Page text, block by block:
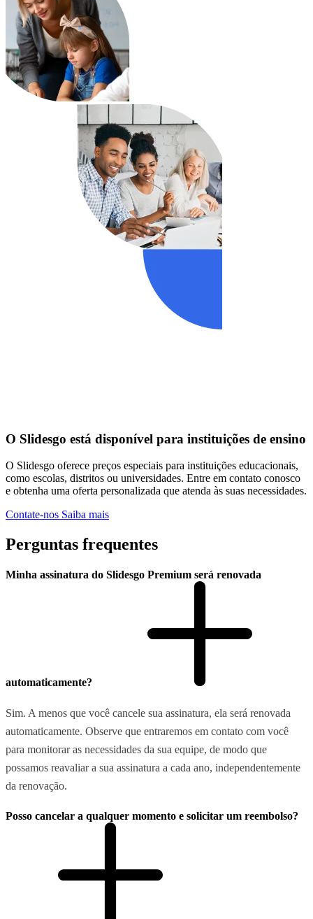
O Slidesgo está disponível para instituições de ensino
O Slidesgo oferece preços especiais para instituições educacionais,
como escolas, distritos ou universidades. Entre em contato conosco
e obtenha uma oferta personalizada que atenda às suas necessidades.
Contate-nos Saiba mais
Perguntas frequentes
Minha assinatura do Slidesgo Premium será renovada
automaticamente?
Sim. A menos que você cancele sua assinatura, ela será renovada
automaticamente. Observe que entraremos em contato com você
para monitorar as necessidades da sua equipe, de modo que
possamos reavaliar a sua assinatura a cada ano, independentemente
da renovação.
Posso cancelar a qualquer momento e solicitar um reembolso?